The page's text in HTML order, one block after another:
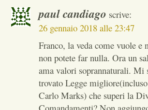
paul candiago scrive:
26 gennaio 2018 alle 23:47
Franco, la veda come vuole
non potete far nulla. Ora un
ama valori soprannaturali. Mi
trovato Legge
Carlo Marks) che superi la